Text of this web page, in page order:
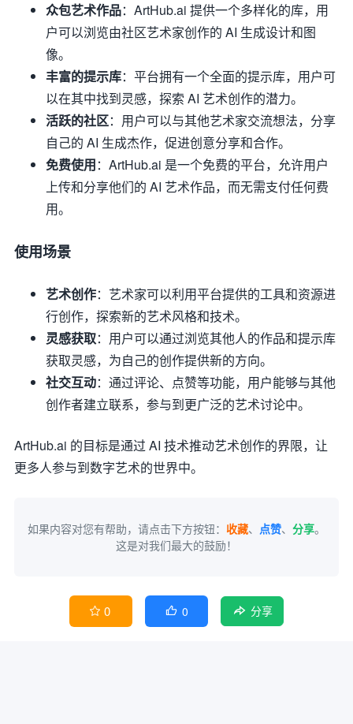
众包艺术作品：ArtHub.ai 提供一个多样化的库，用
户可以浏览由社区艺术家创作的 AI 生成设计和图
像。
丰富的提示库：平台拥有一个全面的提示库，用户可
以在其中找到灵感，探索 AI 艺术创作的潜力。
活跃的社区：用户可以与其他艺术家交流想法，分享
自己的 AI 生成杰作，促进创意分享和合作。
免费使用：ArtHub.ai 是一个免费的平台，允许用户
上传和分享他们的 AI 艺术作品，而无需支付任何费
用。
使用场景
艺术创作：艺术家可以利用平台提供的工具和资源进
行创作，探索新的艺术风格和技术。
灵感获取：用户可以通过浏览其他人的作品和提示库
获取灵感，为自己的创作提供新的方向。
社交互动：通过评论、点赞等功能，用户能够与其他
创作者建立联系，参与到更广泛的艺术讨论中。
ArtHub.ai 的目标是通过 AI 技术推动艺术创作的界限，让
更多人参与到数字艺术的世界中。
如果内容对您有帮助，请点击下方按钮： 收藏、 点赞、 分享。
这是对我们最大的鼓励！
 0  0 分享